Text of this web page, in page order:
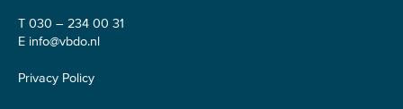
T 030 – 234 00 31
E info@vbdo.nl
Privacy Policy